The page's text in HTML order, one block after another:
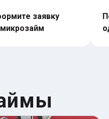
заявку